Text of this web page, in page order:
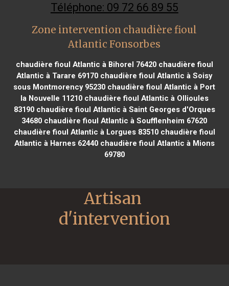
Téléphone: 09 72 66 89 55
Zone intervention chaudière fioul
Atlantic Fonsorbes
chaudière fioul Atlantic à Bihorel 76420chaudière fioul
Atlantic à Tarare 69170 chaudière fioul Atlantic à Soisy
sous Montmorency 95230 chaudière fioul Atlantic à Port
la Nouvelle 11210chaudière fioul Atlantic à Ollioules
83190chaudière fioul Atlantic à Saint Georges d'Orques
34680 chaudière fioul Atlantic à Soufflenheim 67620
chaudière fioul Atlantic à Lorgues 83510chaudière fioul
Atlantic à Harnes 62440chaudière fioul Atlantic à Mions
69780
Artisan
d'intervention